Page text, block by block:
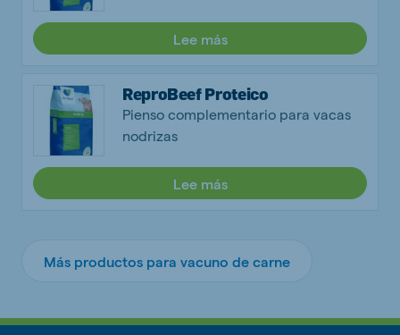
Lee más
ReproBeef Proteico
Pienso complementario para vacas
nodrizas
Lee más
Más productos para vacuno de carne